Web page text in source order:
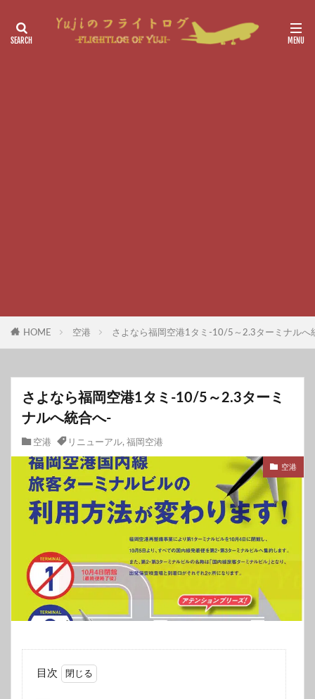
HOME 空港 さよなら福岡空港1タミ-10/5～2.3ターミナルへ
さよなら福岡空港1タミ-10/5～2.3ターミ
ナルへ統合へ-
空港 リニューアル, 福岡空港
空港
目次